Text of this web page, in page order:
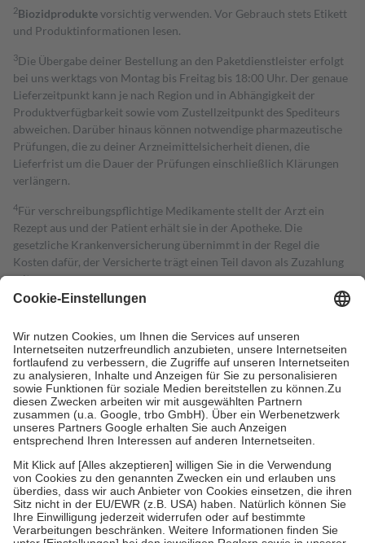
2Biozidproduktevorsichtig verwenden. Vor Gebrauch stets Etikett
und Produktinformationen lesen.
3Die Übergabe deiner Bestellung an den Paketdienstleister erfolgt
bei uns werktags von Montag bis Freitag bis 18:00 Uhr. Der genaue
Lieferzeitpunkt kann je nach Region und in Abhängigkeit der
Produktverfügbarkeit sowie vom Zustellzeitpunkt des Spediteurs
abweichen. Darüber hinaus können notwendige pharmazeutische
Prüfungen, die zu deiner Arzneimittelsicherheit dienen, die
Lieferfrist um die Dauer der Prüfungen einschließlich Klärungen
verlängern.
4Für verschreibungspflichtige Medikamente stellt der Arzt ein
Rezept aus und der Patient erhält sie in der Apotheke. Die
gesetzliche Krankenversicherung übernimmt in der Regel die
Kosten dafür, der Versicherte trägt einen Teil davon als Zuzahlung
mit.
Grundsätzlich leisten Mitglieder Zuzahlungen in Höhe von zehn
höchstens zehn Euro.
Es sind jedoch nie mehr als die tatsächlichen
Kosten der Leistung zu entrichten.
Diese Regeln gelten grundsätzlich auch für Online-Apotheken.
Bei Heilmitteln und häuslicher Krankenpflege beträgt die
Zuzahlung zehn Prozent der Kosten sowie zehn Euro je
Verordnung.
Um das Engagement der Versicherten für ihre eigene Gesundheit zu
stärken und die besondere Stellung der Familie zu unterstützen,
fallenkeine Zuzahlungenan bei:
• Kindern und Jugendlichen bis zum vollendeten 18. Lebensjahr
mit Ausnahme der Fahrkosten
• Untersuchungen zur Vorsorge und Früherkennung, die von der
GKV getragen werden